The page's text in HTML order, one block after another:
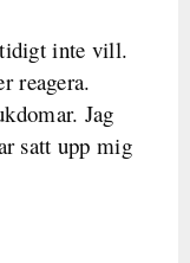
inte vill.
reagera.
Jag
satt upp mig